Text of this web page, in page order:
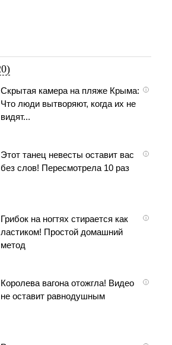
i
Скрытая камера на пляже Крыма:
Что люди вытворяют, когда их не
видят...
i
Этот танец невесты оставит вас
без слов! Пересмотрела 10 раз
i
Грибок на ногтях стирается как
ластиком! Простой домашний
метод
i
Королева вагона отожгла! Видео
не оставит равнодушным